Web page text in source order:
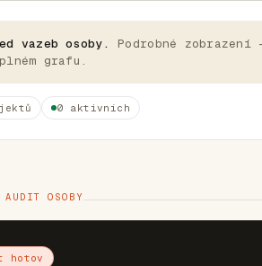
vazeb osoby.
Podrobné
grafu.
0 aktivních
AUDIT OSOBY
hotov